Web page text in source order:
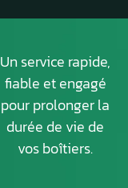
Un service rapide,
fiable et engagé
pour prolonger la
durée de vie de
vos boîtiers.